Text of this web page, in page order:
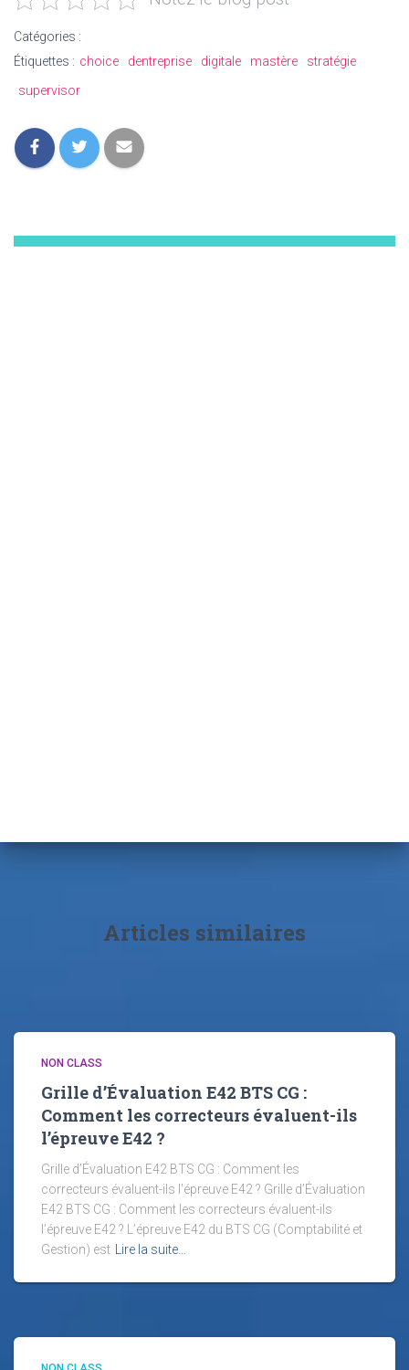
Catégories :
Étiquettes : choice dentreprise digitale mastère
stratégie
supervisor
Articles similaires
NON CLASS
Grille d’Évaluation E42 BTS CG :
Comment les correcteurs évaluent-ils
l’épreuve E42 ?
Grille d’Évaluation E42 BTS CG : Comment les
correcteurs évaluent-ils l’épreuve E42 ? Grille d’Évaluation
E42 BTS CG : Comment les correcteurs évaluent-ils
l’épreuve E42 ? L’épreuve E42 du BTS CG (Comptabilité et
Gestion) est
Lire la suite…